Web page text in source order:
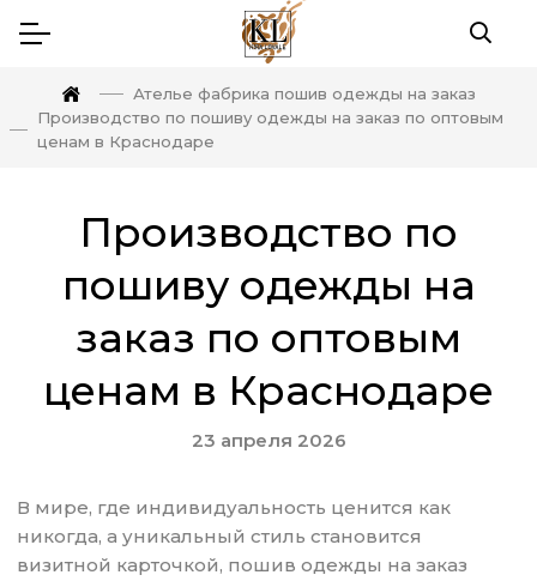
Ателье фабрика пошив одежды на заказ
Производство по пошиву одежды на заказ по оптовым
ценам в Краснодаре
Производство по
пошиву одежды на
заказ по оптовым
ценам в Краснодаре
23 апреля 2026
В мире, где индивидуальность ценится как
никогда, а уникальный стиль становится
визитной карточкой, пошив одежды на заказ